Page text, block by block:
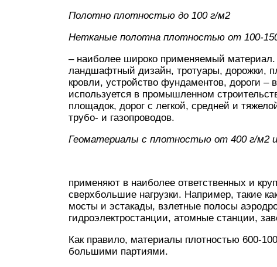
Полотно плотностью до 100 г/м2
Нетканые полотна плотностью от 100-
– наиболее широко применяемый материал.
ландшафтный дизайн, тротуары, дорожки,
кровли, устройство фундаментов, дороги
используется в промышленном
площадок, дорог с легкой, средней и
трубо- и газопроводов.
Геоматериалы с плотностью от 400 г/м2
применяют в наиболее ответственных и
сверхбольшие нагрузки. Например, такие
мосты и эстакады, взлетные полосы
гидроэлектростанции, атомные станции,
Как правило, материалы плотностью 600-
большими партиями.